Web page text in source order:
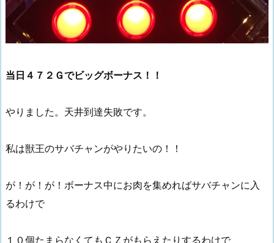
当日４７２Ｇでビッグボーナス！！
やりました。天井到達失敗です。
私は獣王のサバチャンがやりたいの！！
が！が！が！ボーナス中にお肉を集めればサバチャンに入
るわけで
１０個たまらなくてもＣＺがもらえたりするわけで